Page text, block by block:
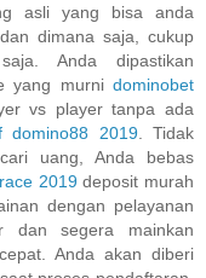
asli yang bisa anda
dimana saja, cukup
Anda dipastikan
yang murni dominobet
vs player tanpa ada
domino88 2019. Tidak
uang, Anda bebas
2019deposit murah
dengan pelayanan
dan segera mainkan
Anda akan diberi